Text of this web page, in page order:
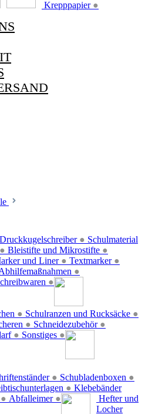
Krepppapier ●
●
● Bleistifte und Mikrostifte ●
und Liner ● Textmarker ●
●
●
Schulmaterial
● Schulranzen und Rucksäcke ●
● Schneidezubehör ●
● Sonstiges ●
● Schubladenboxen ●
●
● Abfalleimer ●
Klebebänder
Hefter und
Locher